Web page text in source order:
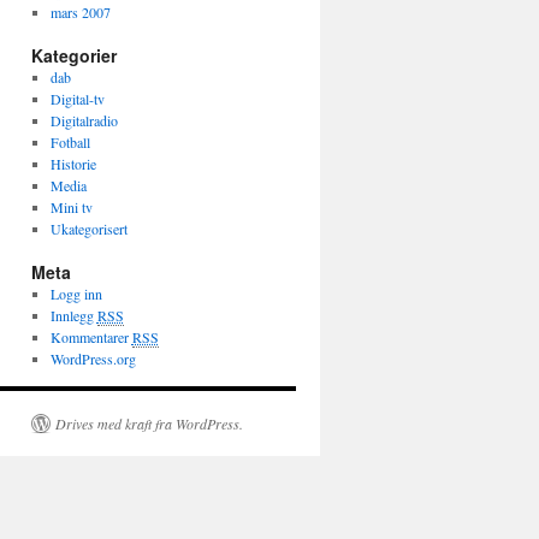
mars 2007
Kategorier
dab
Digital-tv
Digitalradio
Fotball
Historie
Media
Mini tv
Ukategorisert
Meta
Logg inn
InnleggRSS
KommentarerRSS
WordPress.org
Drives med kraft fra WordPress.